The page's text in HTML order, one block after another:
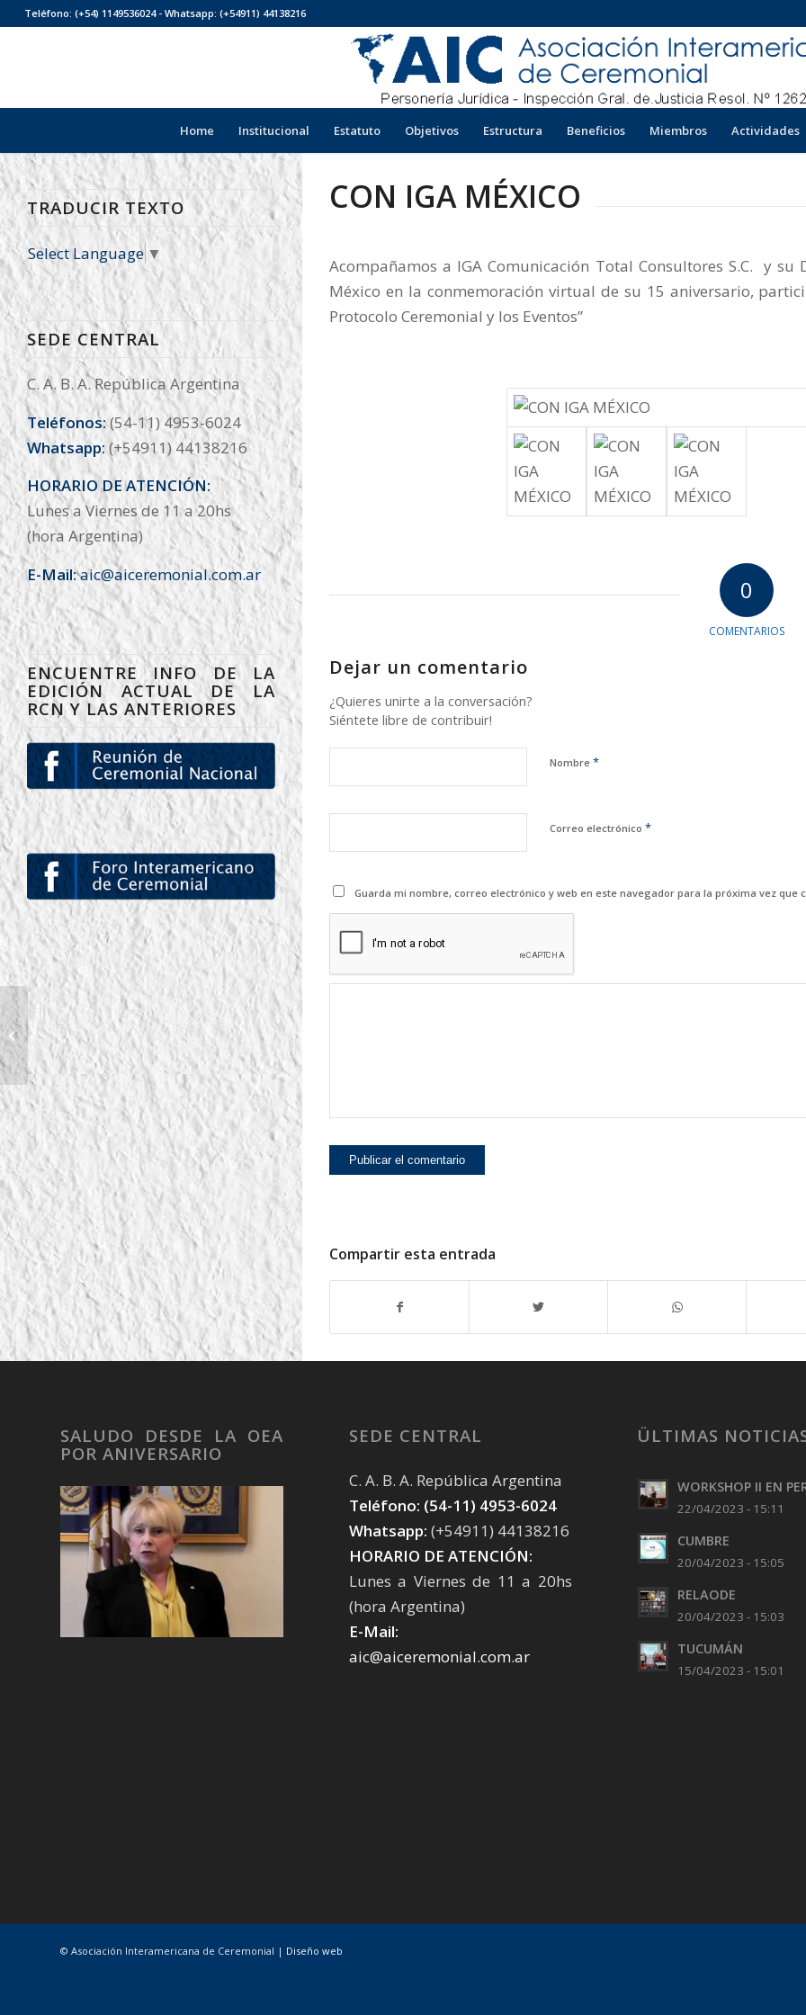
Teléfono: (+54) 1149536024 - Whatsapp: (+54911) 44138216
Home Institucional Estatuto Objetivos Estructura Beneficios Miembros Actividades
TRADUCIR TEXTO
Select Language ▼
SEDE CENTRAL
C. A. B. A. República Argentina
Teléfonos:(54-11) 4953-6024
Whatsapp:(+54911) 44138216
HORARIO DE ATENCIÓN:
Lunes a Viernes de 11 a 20hs
(hora Argentina)
E-Mail:aic@aiceremonial.com.ar
ENCUENTRE INFO DE LA
EDICIÓN ACTUAL DE LA
RCN Y LAS ANTERIORES
CON IGA MÉXICO
Acompañamos a IGA Comunicación Total Consultores S.C. y
México en la conmemoración virtual de su 15 aniversario,
Protocolo Ceremonial y los Eventos”
0
COMENTARIOS
Dejar un comentario
¿Quieres unirte a la conversación?
Siéntete libre de contribuir!
Nombre *
Correo electrónico *
Guarda mi nombre, correo electrónico y web en este navegador para la próxima vez que
Compartir esta entrada
SALUDO DESDE LA OEA
POR ANIVERSARIO
SEDE CENTRAL
C. A. B. A. República Argentina
Teléfono: (54-11) 4953-6024
Whatsapp: (+54911) 44138216
HORARIO DE ATENCIÓN:
Lunes a Viernes de 11 a 20hs
(hora Argentina)
E-Mail:
aic@aiceremonial.com.ar
ÜLTIMAS
WORKSHOP II EN
22/04/2023 - 15:11
CUMBRE
20/04/2023 - 15:05
RELAODE
20/04/2023 - 15:03
TUCUMÁN
15/04/2023 - 15:01
© Asociación Interamericana de Ceremonial | Diseño web
BICENTENARIO DE
ARGENTINA EN PERÚ